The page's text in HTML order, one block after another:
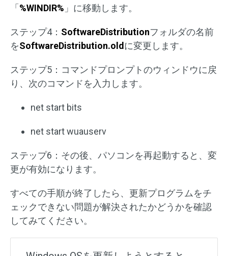
「%WINDIR% 」に移動します。
ステップ4： SoftwareDistributionフォルダの名前
をSoftwareDistribution.oldに変更します。
ステップ5：コマンドプロンプトのウィンドウに戻
り、次のコマンドを入力します。
net start bits
net start wuauserv
ステップ6：その後、パソコンを再起動すると、変
更が有効になります。
すべての手順が終了したら、更新プログラムをチ
ェックできない問題が解決されたかどうかを確認
してみてください。